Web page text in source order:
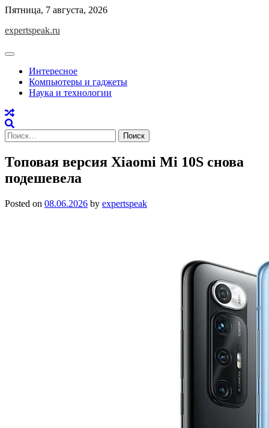
Skip
content
Пятница, 7 августа, 2026
expertspeak.ru
Интересное
Компьютеры и гаджеты
Наука и технологии
Найти:
Топовая версия Xiaomi Mi 10S снова
подешевела
Posted on 08.06.2026 by expertspeak